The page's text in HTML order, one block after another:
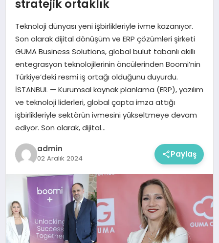
TEKNOLOJI
YAŞAM
stratejik ortaklık
Teknoloji dünyası yeni işbirlikleriyle ivme kazanıyor.
Son olarak dijital dönüşüm ve ERP çözümleri şirketi
GUMA Business Solutions, global bulut tabanlı akıllı
entegrasyon teknolojilerinin öncülerinden Boomi’nin
Türkiye’deki resmi iş ortağı olduğunu duyurdu.
İSTANBUL — Kurumsal kaynak planlama (ERP), yazılım
ve teknoloji liderleri, global çapta imza attığı
işbirlikleriyle sektörün ivmesini yükseltmeye devam
ediyor. Son olarak, dijital…
admin
02 Aralık 2024 Paylaş